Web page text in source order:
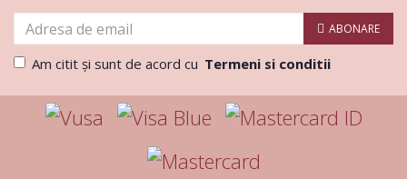
ABONARE
Am citit şi sunt de acord cu Termeni si conditii